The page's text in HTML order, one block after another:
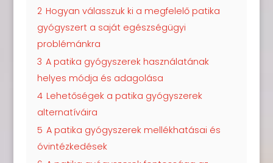
2 Hogyan válasszuk ki a megfelelő patika
gyógyszert a saját egészségügyi
problémánkra
3 A patika gyógyszerek használatának
helyes módja és adagolása
4 Lehetőségek a patika gyógyszerek
alternatíváira
5 A patika gyógyszerek mellékhatásai és
óvintézkedések